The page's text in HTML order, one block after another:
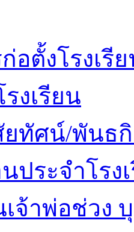
อตั้งโรงเรี
งเรียน
ทัศน์/พันธ
ประจำโรง
จ้าพ่อช่วง